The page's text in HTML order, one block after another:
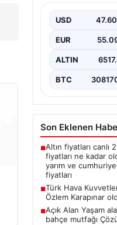
Çözümleri
Günümüzde
konutların en
ulaşmıştır.
USD 47.60
EUR
ALTIN
BTC
Son Eklenen
■Altın fiyatları canlı
fiyatları ne kadar
yarım ve cumhuriyet
fiyatları
■Türk Hava
Özlem Karapınar
■Açık Alan Yaşam
bahçe mutfağı